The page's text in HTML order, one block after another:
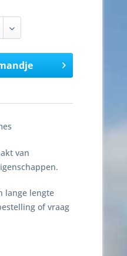
van
lange lengte
of vraag